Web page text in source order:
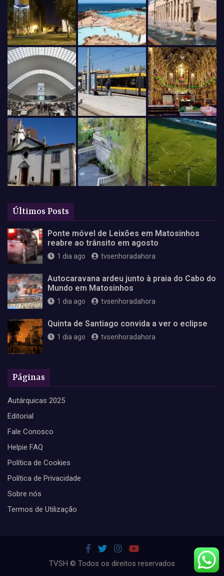
Últimos Posts
Ponte móvel de Leixões em Matosinhos
reabre ao trânsito em agosto
1 dia ago tvsenhoradahora
Autocaravana ardeu junto à praia do Cabo do
Mundo em Matosinhos
1 dia ago tvsenhoradahora
Quinta de Santiago convida a ver o eclipse
1 dia ago tvsenhoradahora
Páginas
Autárquicas 2025
Editorial
Fale Conosco
Helpie FAQ
Política de Cookies
Política de Privacidade
Sobre nós
Termos de Utilização
TVSH © Todos os direitos reservados